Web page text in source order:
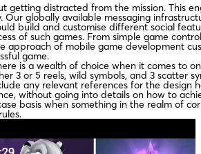
distracted from the mission. This
globally available messaging
build and customise different social
of such games. From simple game
of mobile game development
game.
is a wealth of choice when it comes to
3 or 5 reels, wild symbols, and 3 scatter
any relevant references for the design
without going into details on how to
basis when something in the realm of